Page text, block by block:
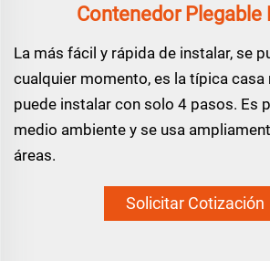
Contenedor Plegable
La más fácil y rápida de instalar, se
cualquier momento, es la típica casa
puede instalar con solo 4 pasos. Es
medio ambiente y se usa
áreas.
Solicitar Cotización